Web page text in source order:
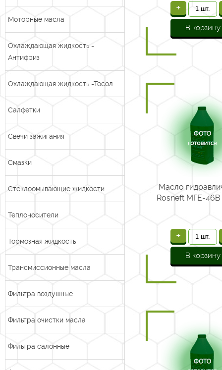
Моторные масла
Охлаждающая жидкость -
Антифриз
Охлаждающая жидкость -Тосол
Салфетки
Свечи зажигания
Смазки
Стеклоомывающие жидкости
Теплоносители
Тормозная жидкость
Трансмиссионные масла
Фильтра воздушные
Фильтра очистки масла
Фильтра салонные
+
В корзину
Масло
Rosneft МГЕ-46В
+
В корзину